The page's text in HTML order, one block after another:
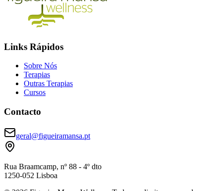
Links Rápidos
Sobre Nós
Terapias
Outras Terapias
Cursos
Contacto
geral@figueiramansa.pt
Rua Braamcamp, nº 88 - 4º dto
1250-052 Lisboa